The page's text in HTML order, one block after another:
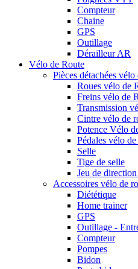
Compteur
Chaine
GPS
Outillage
Dérailleur AR
Vélo de Route
Pièces détachées vélo
Roues vélo de
Freins vélo de
Transmission
Cintre vélo de
Potence Vélo
Pédales vélo
Selle
Tige de selle
Jeu de
Accessoires vélo de
Diététique
Home trainer
GPS
Outillage -
Compteur
Pompes
Bidon